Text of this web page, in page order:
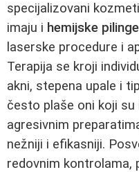
specijalizovani
imaju i hemijske pilinge
laserske procedure i
Terapija se kroji
akni, stepena upale i
često plaše oni koji
agresivnim
nežniji i efikasniji.
redovnim